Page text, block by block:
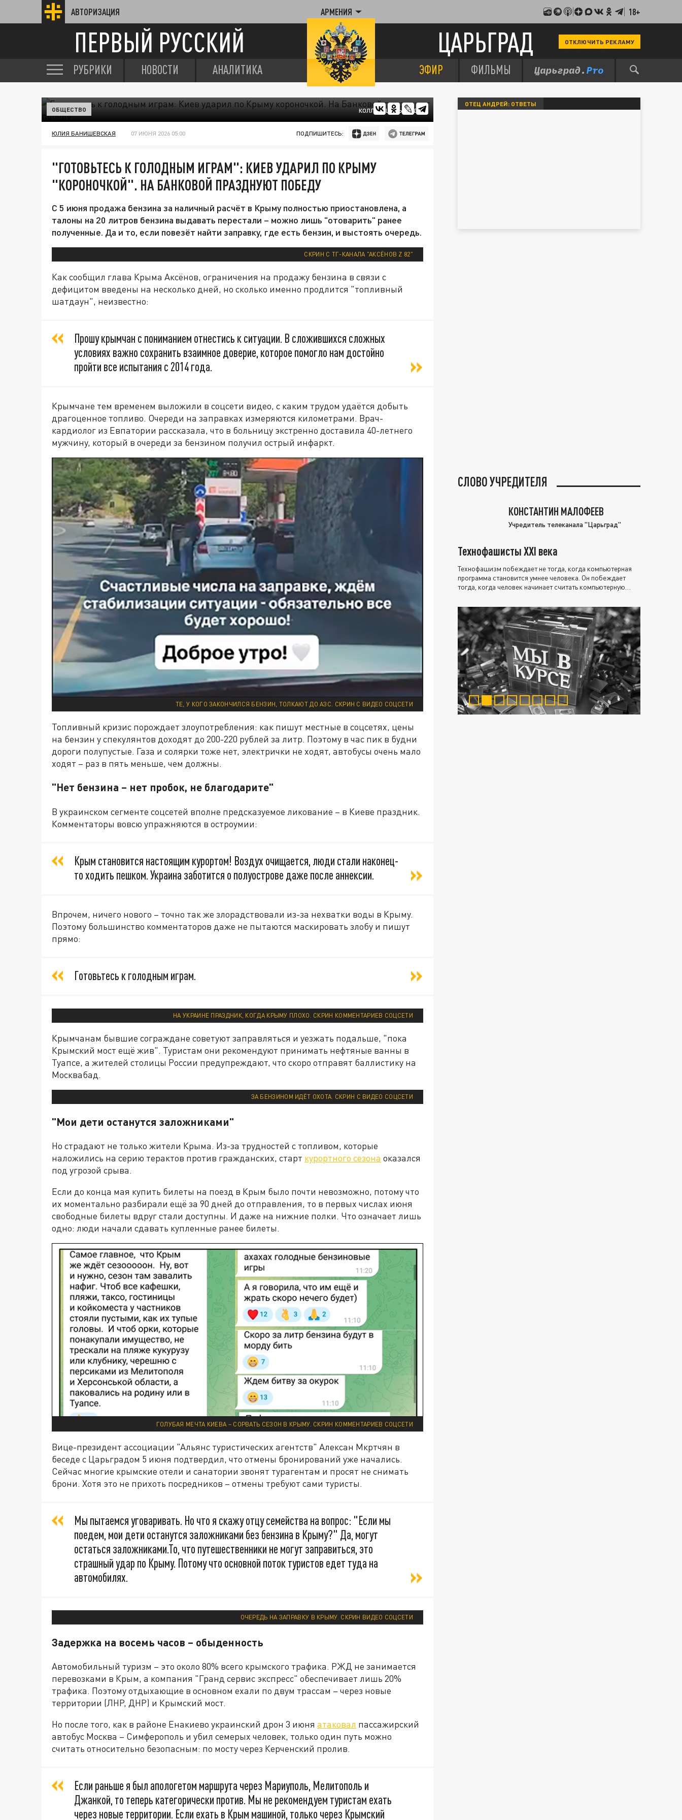
АВТОРИЗАЦИЯ АРМЕНИЯ 18+
ПЕРВЫЙ РУССКИЙ ЦАРЬГРАД ОТКЛЮЧИТЬ РЕКЛАМУ
РУБРИКИ НОВОСТИ АНАЛИТИКА ЭФИР ФИЛЬМЫ
КОЛЛАЖ ЦАРЬГРАДА.
ОБЩЕСТВО
ЮЛИЯ БАНИШЕВСКАЯ 07 ИЮНЯ 2026 05:00 ПОДПИШИТЕСЬ:
"ГОТОВЬТЕСЬ К ГОЛОДНЫМ ИГРАМ": КИЕВ УДАРИЛ ПО КРЫМУ
"КОРОНОЧКОЙ". НА БАНКОВОЙ ПРАЗДНУЮТ ПОБЕДУ
С 5 июня продажа бензина за наличный расчёт в Крыму полностью приостановлена, а
талоны на 20 литров бензина выдавать перестали – можно лишь "отоварить" ранее
полученные. Да и то, если повезёт найти заправку, где есть бензин, и выстоять очередь.
СКРИН С ТГ-КАНАЛА "АКСЁНОВ Z 82"
Как сообщил глава Крыма Аксёнов, ограничения на продажу бензина в связи с
дефицитом введены на несколько дней, но сколько именно продлится "топливный
шатдаун", неизвестно:
Прошу крымчан с пониманием отнестись к ситуации. В сложившихся сложных
условиях важно сохранить взаимное доверие, которое помогло нам достойно
пройти все испытания с 2014 года.
Крымчане тем временем выложили в соцсети видео, с каким трудом удаётся добыть
драгоценное топливо. Очереди на заправках измеряются километрами. Врач-
кардиолог из Евпатории рассказала, что в больницу экстренно доставила 40-летнего
мужчину, который в очереди за бензином получил острый инфаркт.
ТЕ, У КОГО ЗАКОНЧИЛСЯ БЕНЗИН, ТОЛКАЮТ ДО АЗС. СКРИН С ВИДЕО СОЦСЕТИ
Топливный кризис порождает злоупотребления: как пишут местные в соцсетях, цены
на бензин у спекулянтов доходят до 200-220 рублей за литр. Поэтому в час пик в будни
дороги полупустые. Газа и солярки тоже нет, электрички не ходят, автобусы очень мало
ходят – раз в пять меньше, чем должны.
"Нет бензина – нет пробок, не благодарите"
В украинском сегменте соцсетей вполне предсказуемое ликование – в Киеве праздник.
Комментаторы вовсю упражняются в остроумии:
Крым становится настоящим курортом! Воздух очищается, люди стали наконец-
то ходить пешком. Украина заботится о полуострове даже после аннексии.
Впрочем, ничего нового – точно так же злорадствовали из-за нехватки воды в Крыму.
Поэтому большинство комментаторов даже не пытаются маскировать злобу и пишут
прямо:
Готовьтесь к голодным играм.
НА УКРАИНЕ ПРАЗДНИК, КОГДА КРЫМУ ПЛОХО. СКРИН КОММЕНТАРИЕВ СОЦСЕТИ
Крымчанам бывшие сограждане советуют заправляться и уезжать подальше, "пока
Крымский мост ещё жив". Туристам они рекомендуют принимать нефтяные ванны в
Туапсе, а жителей столицы России предупреждают, что скоро отправят баллистику на
Москвабад.
ЗА БЕНЗИНОМ ИДЁТ ОХОТА. СКРИН С ВИДЕО СОЦСЕТИ
"Мои дети останутся заложниками"
Но страдают не только жители Крыма. Из-за трудностей с топливом, которые
наложились на серию терактов против гражданских, старт курортного сезона оказался
под угрозой срыва.
Если до конца мая купить билеты на поезд в Крым было почти невозможно, потому что
их моментально разбирали ещё за 90 дней до отправления, то в первых числах июня
свободные билеты вдруг стали доступны. И даже на нижние полки. Что означает лишь
одно: люди начали сдавать купленные ранее билеты.
ГОЛУБАЯ МЕЧТА КИЕВА – СОРВАТЬ СЕЗОН В КРЫМУ. СКРИН КОММЕНТАРИЕВ СОЦСЕТИ
Вице-президент ассоциации "Альянс туристических агентств" Алексан Мкртчян в
беседе с Царьградом 5 июня подтвердил, что отмены бронирований уже начались.
Сейчас многие крымские отели и санатории звонят турагентам и просят не снимать
брони. Хотя это не прихоть посредников – отмены требуют сами туристы.
Мы пытаемся уговаривать. Но что я скажу отцу семейства на вопрос: "Если мы
поедем, мои дети останутся заложниками без бензина в Крыму?" Да, могут
остаться заложниками.То, что путешественники не могут заправиться, это
страшный удар по Крыму. Потому что основной поток туристов едет туда на
автомобилях.
ОЧЕРЕДЬ НА ЗАПРАВКУ В КРЫМУ. СКРИН ВИДЕО СОЦСЕТИ
Задержка на восемь часов – обыденность
Автомобильный туризм – это около 80% всего крымского трафика. РЖД не занимается
перевозками в Крым, а компания "Гранд сервис экспресс" обеспечивает лишь 20%
трафика. Поэтому отдыхающие в основном ехали по двум трассам – через новые
территории (ЛНР, ДНР) и Крымский мост.
Но после того, как в районе Енакиево украинский дрон 3 июня атаковал пассажирский
автобус Москва – Симферополь и убил семерых человек, только один путь можно
считать относительно безопасным: по мосту через Керченский пролив.
Если раньше я был апологетом маршрута через Мариуполь, Мелитополь и
Джанкой, то теперь категорически против. Мы не рекомендуем туристам ехать
через новые территории. Если ехать в Крым машиной, только через Крымский
ОТЕЦ АНДРЕЙ: ОТВЕТЫ
СЛОВО УЧРЕДИТЕЛЯ
КОНСТАНТИН МАЛОФЕЕВ
Учредитель телеканала "Царьград"
Технофашисты XXI века
Технофашизм побеждает не тогда, когда компьютерная
программа становится умнее человека. Он побеждает
тогда, когда человек начинает считать компьютерную